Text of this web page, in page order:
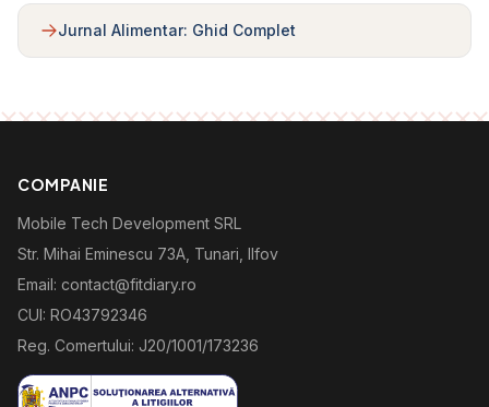
Jurnal Alimentar: Ghid Complet
COMPANIE
Mobile Tech Development SRL
Str. Mihai Eminescu 73A, Tunari, Ilfov
Email: contact@fitdiary.ro
CUI: RO43792346
Reg. Comertului: J20/1001/173236